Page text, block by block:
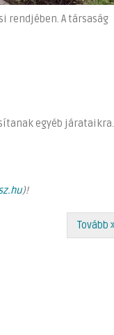
rendjében. A társaság
egyéb járataikra.
)!
Tovább